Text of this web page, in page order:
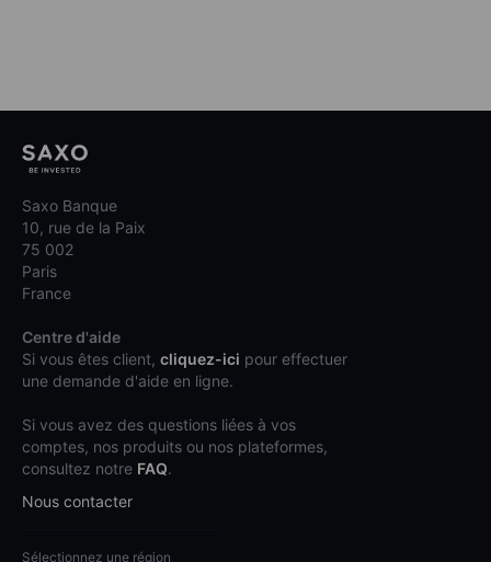
Saxo Banque
10, rue de la Paix
75 002
Paris
France
Centre d'aide
Si vous êtes client, cliquez-ici pour effectuer
une demande d'aide en ligne.
Si vous avez des questions liées à vos
comptes, nos produits ou nos plateformes,
consultez notre FAQ.
Nous contacter
Sélectionnez une région